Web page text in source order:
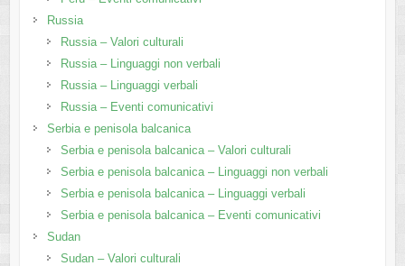
Russia
Russia – Valori culturali
Russia – Linguaggi non verbali
Russia – Linguaggi verbali
Russia – Eventi comunicativi
Serbia e penisola balcanica
Serbia e penisola balcanica – Valori culturali
Serbia e penisola balcanica – Linguaggi non verbali
Serbia e penisola balcanica – Linguaggi verbali
Serbia e penisola balcanica – Eventi comunicativi
Sudan
Sudan – Valori culturali